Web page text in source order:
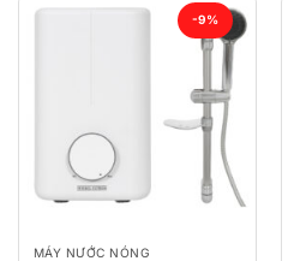
-9%
MÁY NƯỚC NÓNG